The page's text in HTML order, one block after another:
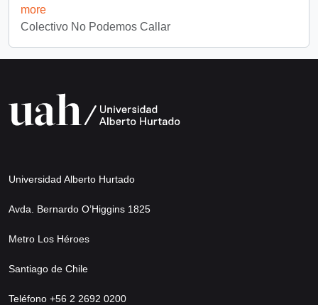
more
Colectivo No Podemos Callar
Universidad Alberto Hurtado
Avda. Bernardo O’Higgins 1825
Metro Los Héroes
Santiago de Chile
Teléfono +56 2 2692 0200